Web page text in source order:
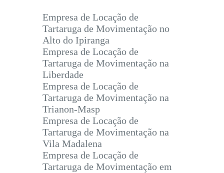
Empresa de Locação de
Tartaruga de Movimentação no
Alto do Ipiranga
Empresa de Locação de
Tartaruga de Movimentação na
Liberdade
Empresa de Locação de
Tartaruga de Movimentação na
Trianon-Masp
Empresa de Locação de
Tartaruga de Movimentação na
Vila Madalena
Empresa de Locação de
Tartaruga de Movimentação em